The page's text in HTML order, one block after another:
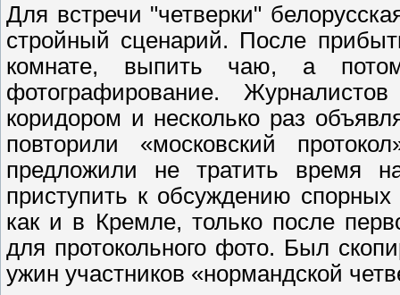
Для встречи "четверки"
стройный сценарий. После
комнате, выпить чаю, а
фотографирование.
коридором и несколько раз
повторили «московский
предложили не тратить время
приступить к обсуждению
как и в Кремле, только после
для протокольного фото. Был
ужин участников «нормандской